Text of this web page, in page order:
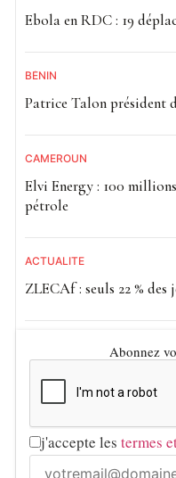
Ebola en RDC : 19
BÉNIN
Patrice Talon président
CAMEROUN
Elvi Energy : 100
pétrole
ACTUALITE
ZLECAf : seuls 22 %
Abonnez
j'accepte les termes